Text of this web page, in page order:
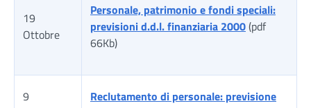
19
Ottobre
Personale, patrimonio e fondi speciali:
previsioni d.d.l. finanziaria 2000(pdf
66Kb)
9
Reclutamento di personale: previsione